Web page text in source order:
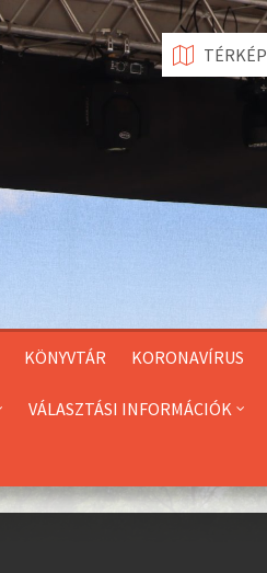
KÖNYVTÁR KORONAVÍRUS
VÁLASZTÁSI INFORMÁCIÓK
TÉRKÉP